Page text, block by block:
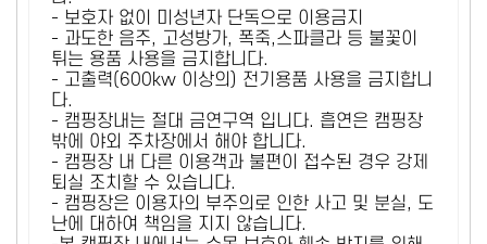
- 보호자 없이 미성년자 단독으로 이용금지
- 과도한 음주, 고성방가, 폭죽,스파클라 등 불꽃이
튀는 용품 사용을 금지합니다.
- 고출력(600kw 이상의) 전기용품 사용을 금지합니
다.
- 캠핑장내는 절대 금연구역 입니다. 흡연은 캠핑장
밖에 야외 주차장에서 해야 합니다.
- 캠핑장 내 다른 이용객과 불편이 접수된 경우 강제
퇴실 조치할 수 있습니다.
- 캠핑장은 이용자의 부주의로 인한 사고 및 분실, 도
난에 대하여 책임을 지지 않습니다.